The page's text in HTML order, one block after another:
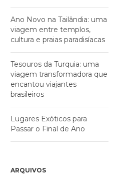
Ano Novo na Tailândia: uma
viagem entre templos,
cultura e praias paradisíacas
Tesouros da Turquia: uma
viagem transformadora que
encantou viajantes
brasileiros
Lugares Exóticos para
Passar o Final de Ano
ARQUIVOS